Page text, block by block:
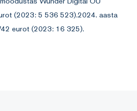
(2023: 5 536 523).2024. aasta
eurot (2023: 16 325).
reklaamiteenuseid
ja Instagramettevõtetele